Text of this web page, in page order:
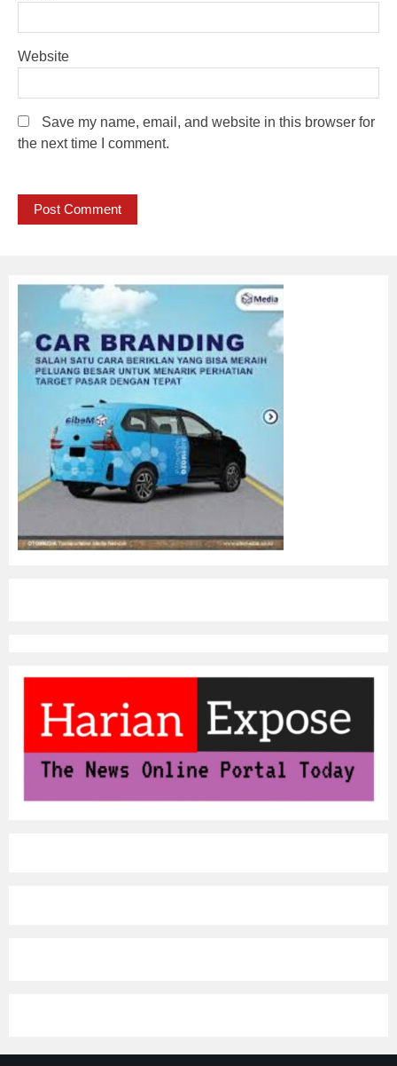
Website
Save my name, email, and website in this browser for
the next time I comment.